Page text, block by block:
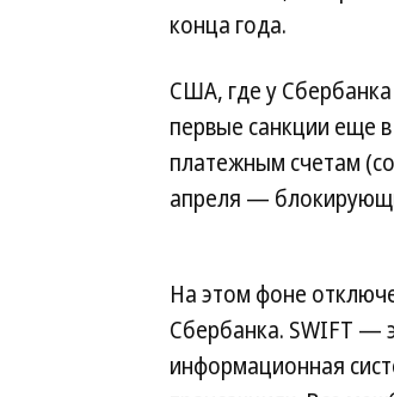
конца года.
США, где у
первые санкции еще
платежным счетам
апреля —
На этом фоне
Сбербанка. SWIFT —
информационная